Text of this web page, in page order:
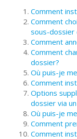
Comment
Comment
sous-dossier
Comment
Comment
dossier?
Où puis-je
Comment
Options
dossier via un
Où puis-je
Comment
Comment